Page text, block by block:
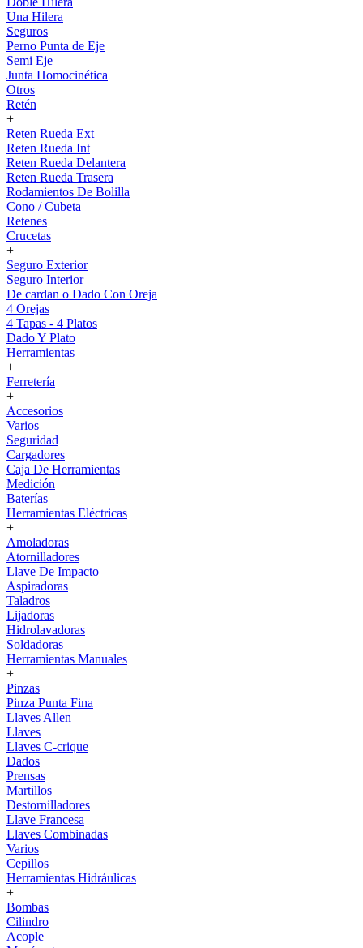
Una Hilera
Seguros
Perno Punta de Eje
Semi Eje
Junta Homocinética
Otros
Retén
+
Reten Rueda Ext
Reten Rueda Int
Reten Rueda Delantera
Reten Rueda Trasera
Rodamientos De Bolilla
Cono / Cubeta
Retenes
Crucetas
+
Seguro Exterior
Seguro Interior
De cardan o Dado Con Oreja
4 Orejas
4 Tapas - 4 Platos
Dado Y Plato
Herramientas
+
Ferretería
+
Accesorios
Varios
Seguridad
Cargadores
Caja De Herramientas
Medición
Baterías
Herramientas Eléctricas
+
Amoladoras
Atornilladores
Llave De Impacto
Aspiradoras
Taladros
Lijadoras
Hidrolavadoras
Soldadoras
Herramientas Manuales
+
Pinzas
Pinza Punta Fina
Llaves Allen
Llaves
Llaves C-crique
Dados
Prensas
Martillos
Destornilladores
Llave Francesa
Llaves Combinadas
Varios
Cepillos
Herramientas Hidráulicas
+
Bombas
Cilindro
Acople